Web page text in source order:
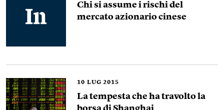
Chi si assume i rischi del
mercato azionario cinese
10 LUG 2015
La tempesta che ha travolto la